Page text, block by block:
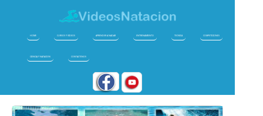
HOME CURSOS Y VIDEOS APRENDER A NADAR ENTRENAMIENTO TECNICA COMPETICIONES
CIENCIA Y NATACION CONTACTENOS